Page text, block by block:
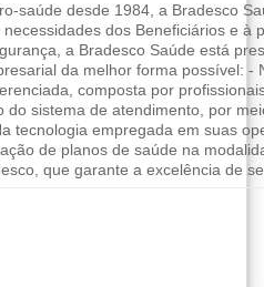
saúde desde 1984, a Bradesco
dos Beneficiários e
a Bradesco Saúde está
da melhor forma possível:
composta por
do sistema de atendimento, por
tecnologia empregada em suas
de planos de saúde na
que garante a excelência de